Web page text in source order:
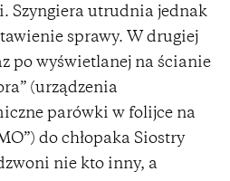
Szyngiera utrudnia jednak
sprawy. W drugiej
po wyświetlanej na ścianie
(urządzenia
parówki w folijce na
do chłopaka Siostry
nie kto inny, a